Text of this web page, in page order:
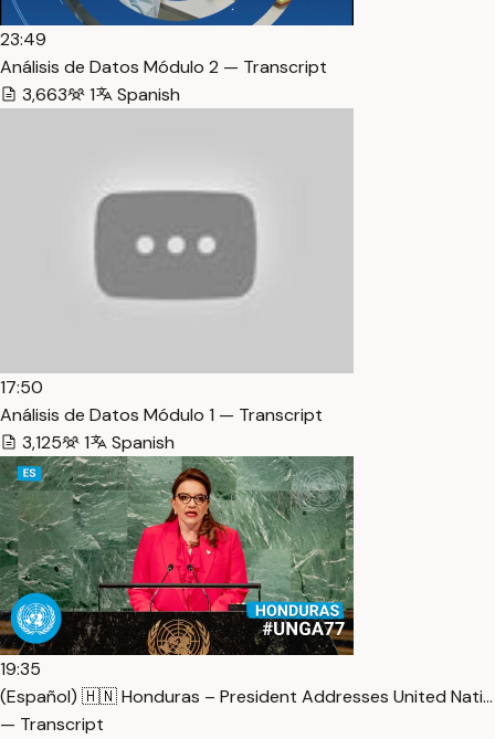
23:49
Análisis de Datos Módulo 2 — Transcript
3,663
1 Spanish
17:50
Análisis de Datos Módulo 1 — Transcript
3,125
1 Spanish
19:35
(Español) 🇭🇳 Honduras – President Addresses United Nati…
— Transcript